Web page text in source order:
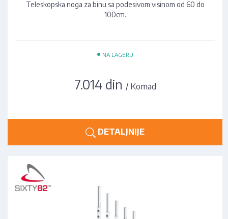
Teleskopska noga za binu sa podesivom visinom od 60 do
100cm.
• NA LAGERU
7.014 din / Komad
DETALJNIJE